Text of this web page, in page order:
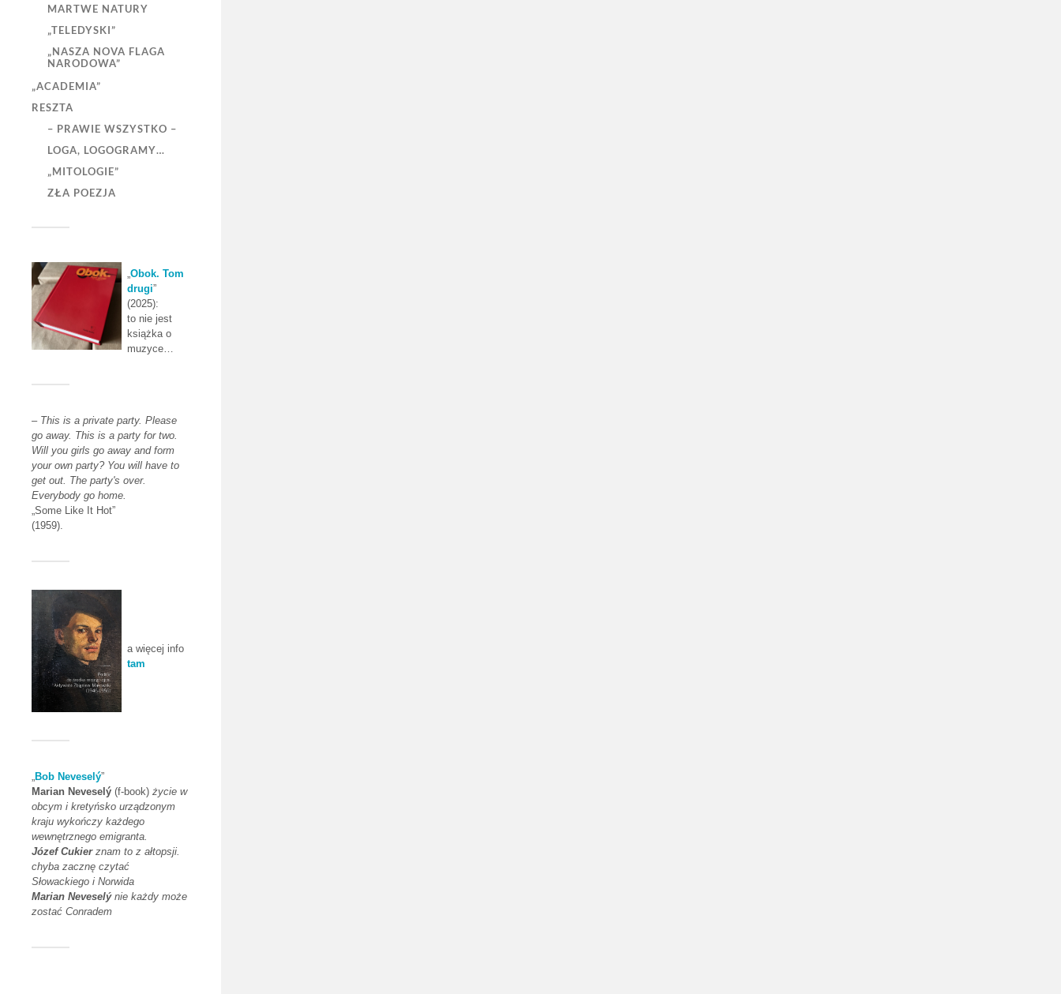
MARTWE NATURY
„TELEDYSKI”
„NASZA NOVA FLAGA
NARODOWA”
„ACADEMIA”
RESZTA
– PRAWIE WSZYSTKO –
LOGA, LOGOGRAMY…
„MITOLOGIE”
ZŁA POEZJA
„Obok. Tom
drugi”
(2025):
to nie jest
książka o
muzyce…
– This is a private party. Please
go away. This is a party for two.
Will you girls go away and form
your own party? You will have to
get out. The party's over.
Everybody go home.
„Some Like It Hot”
(1959).
a więcej info
tam
Bob Neveselý”
Marian Neveselý (f-book) życie w
obcym i kretyńsko urządzonym
kraju wykończy każdego
wewnętrznego emigranta.
Józef Cukierznam to z ałtopsji.
chyba zacznę czytać
Słowackiego i Norwida
Marian Neveselýnie każdy może
zostać Conradem